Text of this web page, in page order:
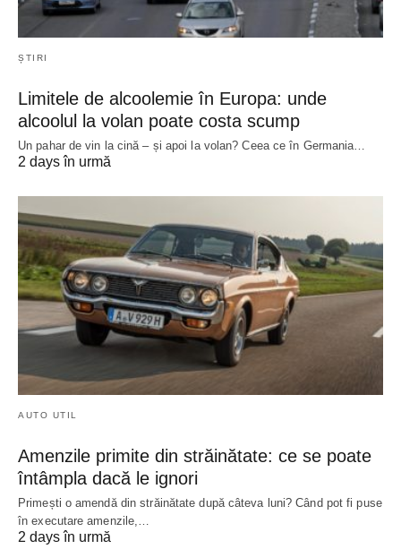
ȘTIRI
Limitele de alcoolemie în Europa: unde
alcoolul la volan poate costa scump
Un pahar de vin la cină – și apoi la volan? Ceea ce în Germania…
2 days în urmă
AUTO UTIL
Amenzile primite din străinătate: ce se poate
întâmpla dacă le ignori
Primești o amendă din străinătate după câteva luni? Când pot fi puse
în executare amenzile,…
2 days în urmă